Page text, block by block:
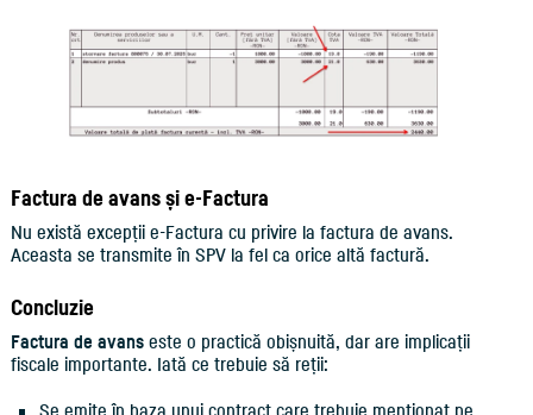
Factura de avans și e-Factura
Nu există excepții e-Factura cu privire la factura de avans.
Aceasta se transmite în SPV la fel ca orice altă factură.
Concluzie
Factura de avanseste o practică obișnuită, dar are implicații
fiscale importante. Iată ce trebuie să reții:
Se emite în baza unui contract care trebuie menționat pe